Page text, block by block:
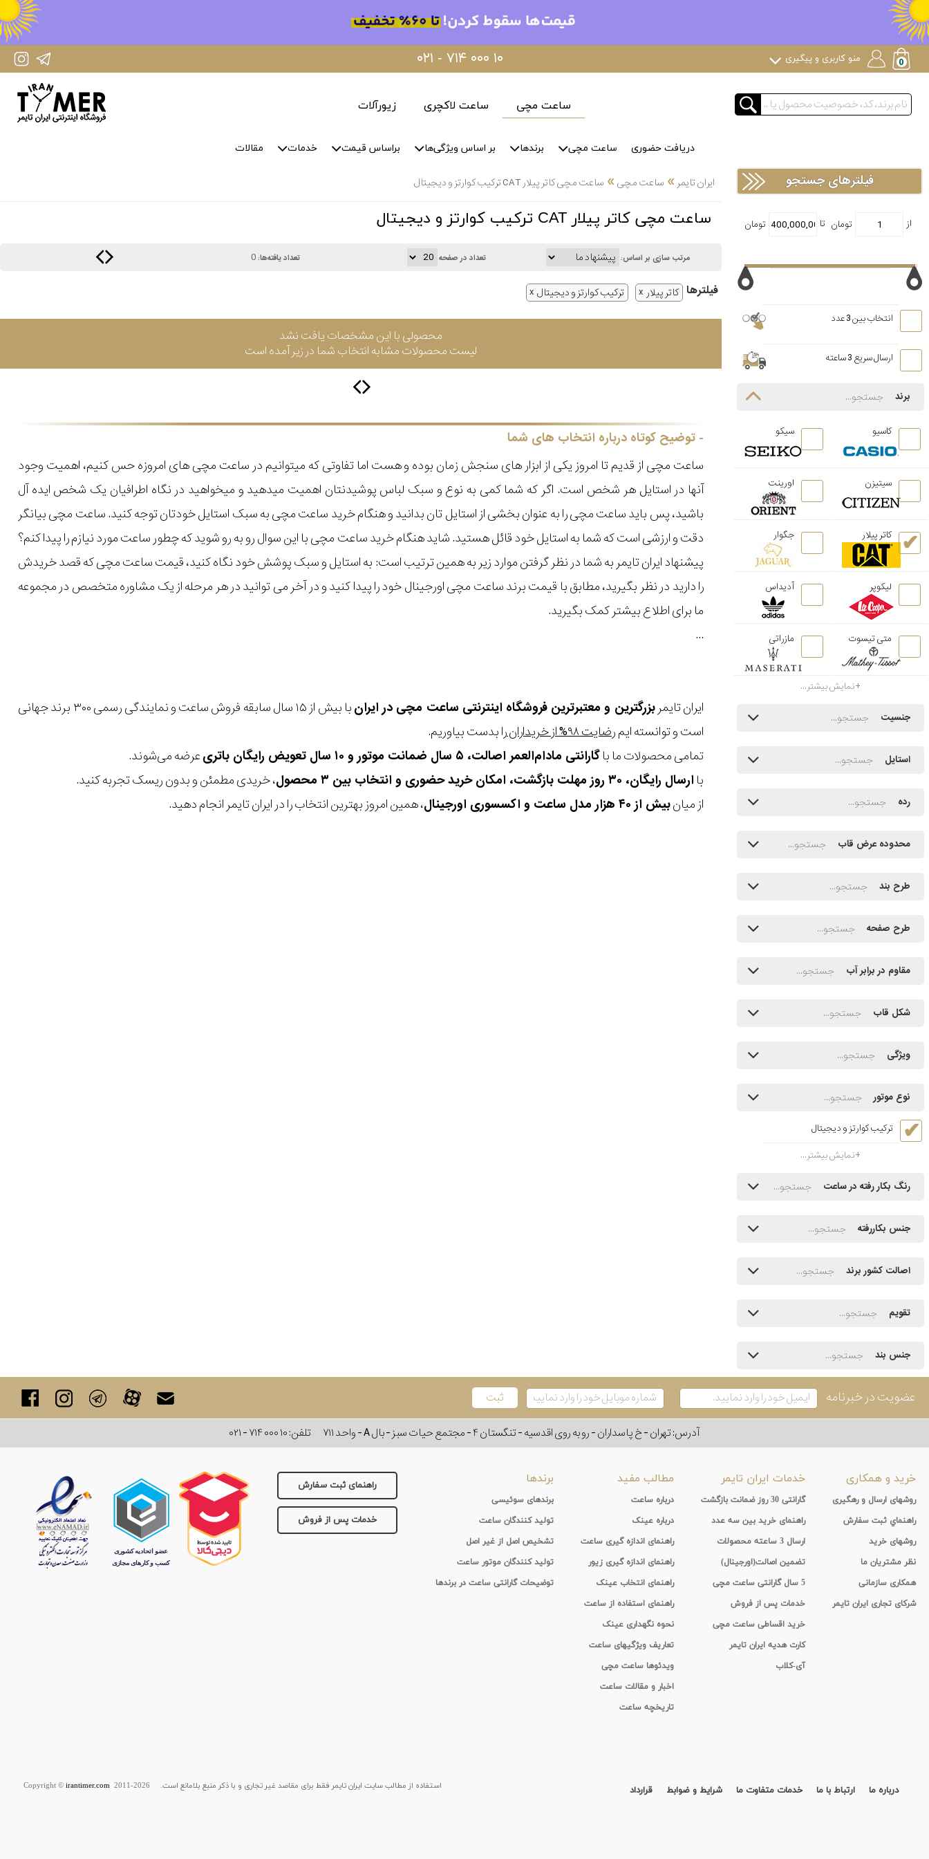
IranTimer Instagram Page ۰۲۱ - ۷۱۴ ۰۰۰ ۱۰ منو کاربری و پیگیری
ساعت مچی ساعت لاکچری زیورآلات
دریافت حضوری ساعت مچی برندها بر اساس ویژگی‌ها براساس قیمت خدمات مقالات
ایران تایمر » ساعت مچی» ساعت مچی کاتر پیلار CAT ترکیب کوارتز و دیجیتال
ساعت مچی کاتر پیلار CAT ترکیب کوارتز و دیجیتال
مرتب سازی بر اساس: تعداد در صفحه تعداد یافته‌ها:0
فیلتر‌ها کاتر پیلار ترکیب کوارتز و دیجیتال
محصولی با این مشخصات یافت نشد
لیست محصولات مشابه انتخاب شما در زیر آمده است
توضیح کوتاه درباره انتخاب های شما
ساعت مچی از قدیم تا امروز یکی از ابزار های سنجش زمان بوده و هست اما تفاوتی که میتوانیم در ساعت مچی های امروزه حس کنیم، اهمیت وجود
آنها در استایل هر شخص است. اگر که شما کمی به نوع و سبک لباس پوشیدنتان اهمیت میدهید و میخواهید در نگاه اطرافیان یک شخص ایده آل
باشید، پس باید ساعت مچی را به عنوان بخشی از استایل تان بدانید و هنگام خرید ساعت مچی به سبک استایل خودتان توجه کنید. ساعت مچی بیانگر
دقت و ارزشی است که شما به استایل خود قائل هستید. شاید هنگام خرید ساعت مچی با این سوال رو به رو شوید که چطور ساعت مورد نیازم را پیدا کنم؟
پیشنهاد ایران تایمر به شما در نظر گرفتن موارد زیر به همین ترتیب است: به استایل و سبک پوشش خود نگاه کنید، قیمت ساعت مچی که قصد خریدش
را دارید در نظر بگیرید، مطابق با قیمت برند ساعت مچی اورجینال خود را پیدا کنید و در آخر می توانید در هر مرحله از یک مشاوره متخصص در مجموعه
ما برای اطلاع بیشتر کمک بگیرید.
...
ایران تایمربزرگترین و معتبرترین فروشگاه اینترنتی ساعت مچی در ایران
با بیش از ۱۵ سال سابقه فروش ساعت و نمایندگی رسمی ۳۰۰ برند جهانی
است و توانسته ایمرضایت ۹۸% از خریداران
را بدست بیاوریم.
تمامی محصولات ما باگارانتی مادام‌العمر اصالت، ۵ سال ضمانت موتور و ۱۰ سال تعویض رایگان باتری
عرضه می‌شوند.
باارسال رایگان، ۳۰ روز مهلت بازگشت، امکان خرید حضوری و انتخاب بین ۳ محصول
، خریدی مطمئن و بدون ریسک تجربه کنید.
از میانبیش از ۴۰ هزار مدل ساعت و اکسسوری اورجینال ، همین امروز بهترین انتخاب را در ایران تایمر انجام دهید.
فیلترهای جستجو
انتخاب بین 3 عدد
ارسال سریع 3 ساعته
برند
کاسیو سیکو
سیتیزن اورینت
کاتر پیلار جگوار
لیکوپر آدیداس
متی تیسوت مازراتی
نمایش بیشتر...
جنسیت
استایل
رده
محدوده عرض قاب
طرح بند
طرح صفحه
مقاوم در برابر آب
شکل قاب
ویژگی
نوع موتور
ترکیب کوارتز و دیجیتال
نمایش بیشتر...
رنگ بکار رفته در ساعت
جنس بکاررفته
اصالت کشور برند
تقویم
جنس بند
عضویت در خبرنامه
آدرس: تهران - خ پاسداران - رو به روی اقدسیه - تنگستان ۴ - مجتمع حیات سبز - بال A - واحد ۷۱۱ تلفن:۰۲۱ - ۷۱۴ ۰۰۰ ۱۰
راهنمای ثبت سفارش
خدمات پس از فروش
خرید و همکاری
روشهای ارسال و رهگیری
راهنماي ثبت سفارش
روشهای خرید
نظر مشتریان ما
همکاری سازمانی
شرکای تجاری ایران تایمر
خدمات ایران تایمر
گارانتی 30 روز ضمانت بازگشت
راهنمای خرید بین سه عدد
ارسال 3 ساعته محصولات
تضمین اصالت(اورجینال)
5 سال گارانتی ساعت مچی
خدمات پس از فروش
خرید اقساطی ساعت مچی
کارت هدیه ایران تایمر
آی-کلاب
مطالب مفید
درباره ساعت
درباره عینک
راهنمای اندازه گیری ساعت
راهنمای اندازه گیری زیور
راهنمای انتخاب عینک
راهنمای استفاده از ساعت
نحوه نگهداری عینک
تعاریف ویژگیهای ساعت
ویدئوها ساعت مچی
اخبار و مقالات ساعت
تاریخچه ساعت
برندها
برندهای سوئیسی
تولید کنندگان ساعت
تشخیص اصل از غیر اصل
تولید کنندگان موتور ساعت
توضیحات گارانتی ساعت در برندها
درباره ما ارتباط با ما خدمات متفاوت ما شرایط و ضوابط قرارداد استفاده از مطالب سايت ایران تایمر فقط برای مقاصد غیر تجاری و با ذکر منبع بلامانع است. Copyright © irantimer.com2011-2026